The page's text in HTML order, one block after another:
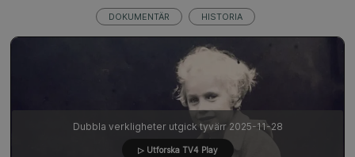
Dubbla verkligheter utgick tyvärr 2025-11-28
▷ Utforska TV4 Play
DOKUMENTÄR HISTORIA